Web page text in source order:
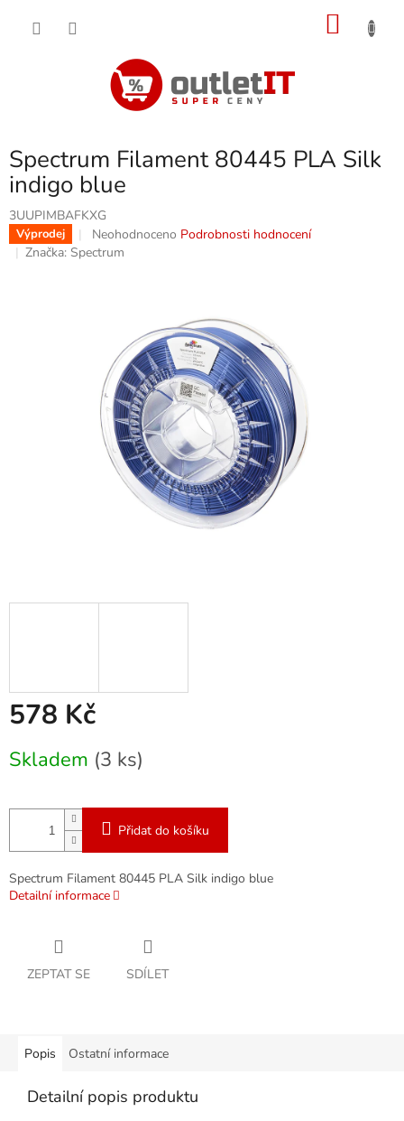
Spectrum Filament 80445 PLA Silk
indigo blue
3UUPIMBAFKXG
Výprodej
Průměrné
hodnocení
hvězdiček.
Neohodnoceno Podrobnosti hodnocení
Značka: Spectrum
578 Kč
cena:
Skladem (3 ks)
Přidat do košíku
Spectrum Filament 80445 PLA Silk indigo blue
Detailní informace
ZEPTAT SE SDÍLET
Popis Ostatní informace
Detailní popis produktu